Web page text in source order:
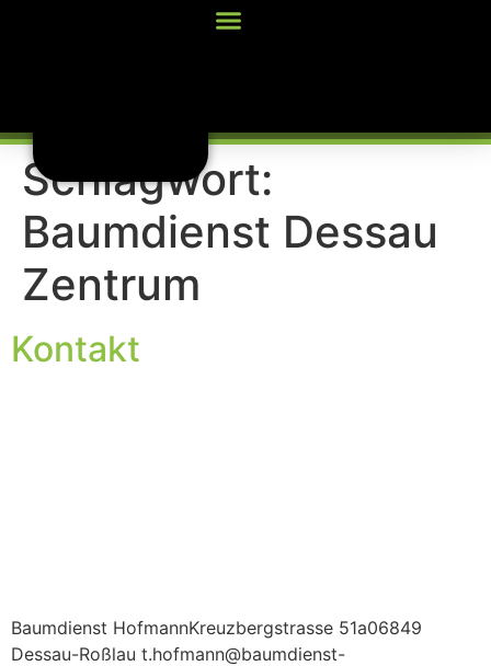
Schlagwort:
Baumdienst Dessau
Zentrum
Kontakt
Baumdienst HofmannKreuzbergstrasse 51a06849
Dessau-Roßlau t.hofmann@baumdienst-